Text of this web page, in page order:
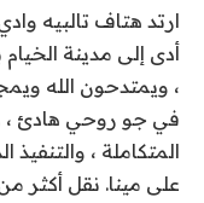
ارتد هتاف تالبيه
أدى إلى مدينة
، ويمتدحون الله
في جو روحي هادئ ،
المتكاملة ،